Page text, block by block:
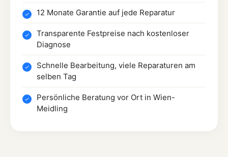
12 Monate Garantie auf jede Reparatur
Transparente Festpreise nach kostenloser
Diagnose
Schnelle Bearbeitung, viele Reparaturen am
selben Tag
Persönliche Beratung vor Ort in Wien-
Meidling